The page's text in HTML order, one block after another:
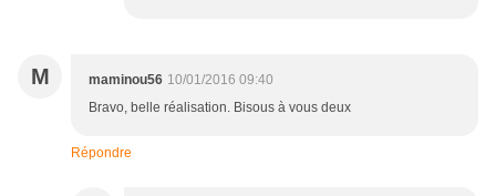
M maminou56 10/01/2016 09:40
Bravo, belle réalisation. Bisous à vous deux
Répondre